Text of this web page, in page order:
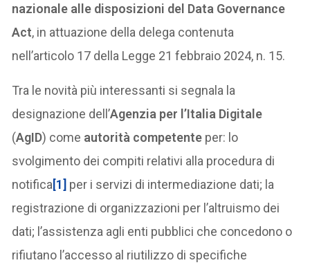
nazionale alle disposizioni del Data Governance
Act, in attuazione della delega contenuta
nell’articolo 17 della Legge 21 febbraio 2024, n. 15.
Tra le novità più interessanti si segnala la
designazione dell’Agenzia per l’Italia Digitale
(AgID) come autorità competente per: lo
svolgimento dei compiti relativi alla procedura di
notifica[1] per i servizi di intermediazione dati; la
registrazione di organizzazioni per l’altruismo dei
dati; l’assistenza agli enti pubblici che concedono o
rifiutano l’accesso al riutilizzo di specifiche